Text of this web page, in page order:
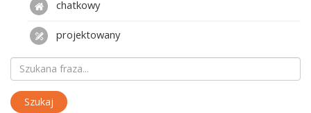
chatkowy
projektowany